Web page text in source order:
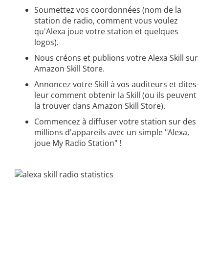
Soumettez vos coordonnées (nom de la
station de radio, comment vous voulez
qu'Alexa joue votre station et quelques
logos).
Nous créons et publions votre Alexa Skill sur
Amazon Skill Store.
Annoncez votre Skill à vos auditeurs et dites-
leur comment obtenir la Skill (ou ils peuvent
la trouver dans Amazon Skill Store).
Commencez à diffuser votre station sur des
millions d'appareils avec un simple "Alexa,
joue My Radio Station" !